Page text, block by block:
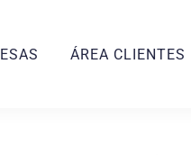
ÁREA CLIENTES